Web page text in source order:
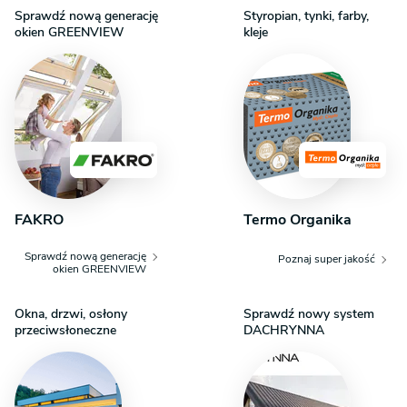
przestrzeń do relaksu na świeżym powietrzu.
Sprawdź nową generację
okien GREENVIEW
FAKRO
Sprawdź nową generację
okien GREENVIEW
Styropian, tynki, farby,
kleje
Termo Organika
Poznaj super jakość
Okna, drzwi, osłony
przeciwsłoneczne
Sprawdź nowy system
DACHRYNNA